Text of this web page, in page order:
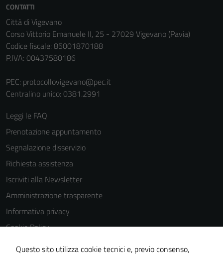
CONTATTI
Città di Vigevano
Corso Vittorio Emanuele II, 25 - 27029 Vigevano (Pavia)
Codice fiscale: 85001870188
P.IVA: 00437580186
PEC: protocollovigevano@pec.it
Centralino unico: 0381.2991
Leggi le FAQ
Prenotazione appuntamento
Segnalazione disservizio
Richiesta assistenza
Iscriviti alla Newsletter
Amministrazione trasparente
Informativa privacy
Cookie Policy
Media policy
Questo sito utilizza cookie tecnici e, previo consenso,